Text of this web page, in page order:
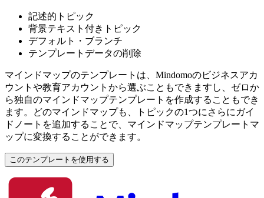
記述的トピック
背景テキスト付きトピック
デフォルト・ブランチ
テンプレートデータの削除
マインドマップのテンプレートは、Mindomoのビジネスアカ
ウントや教育アカウントから選ぶこともできますし、ゼロか
ら独自のマインドマップテンプレートを作成することもでき
ます。どのマインドマップも、トピックの1つにさらにガイ
ドノートを追加することで、マインドマップテンプレートマ
ップに変換することができます。
このテンプレートを使用する